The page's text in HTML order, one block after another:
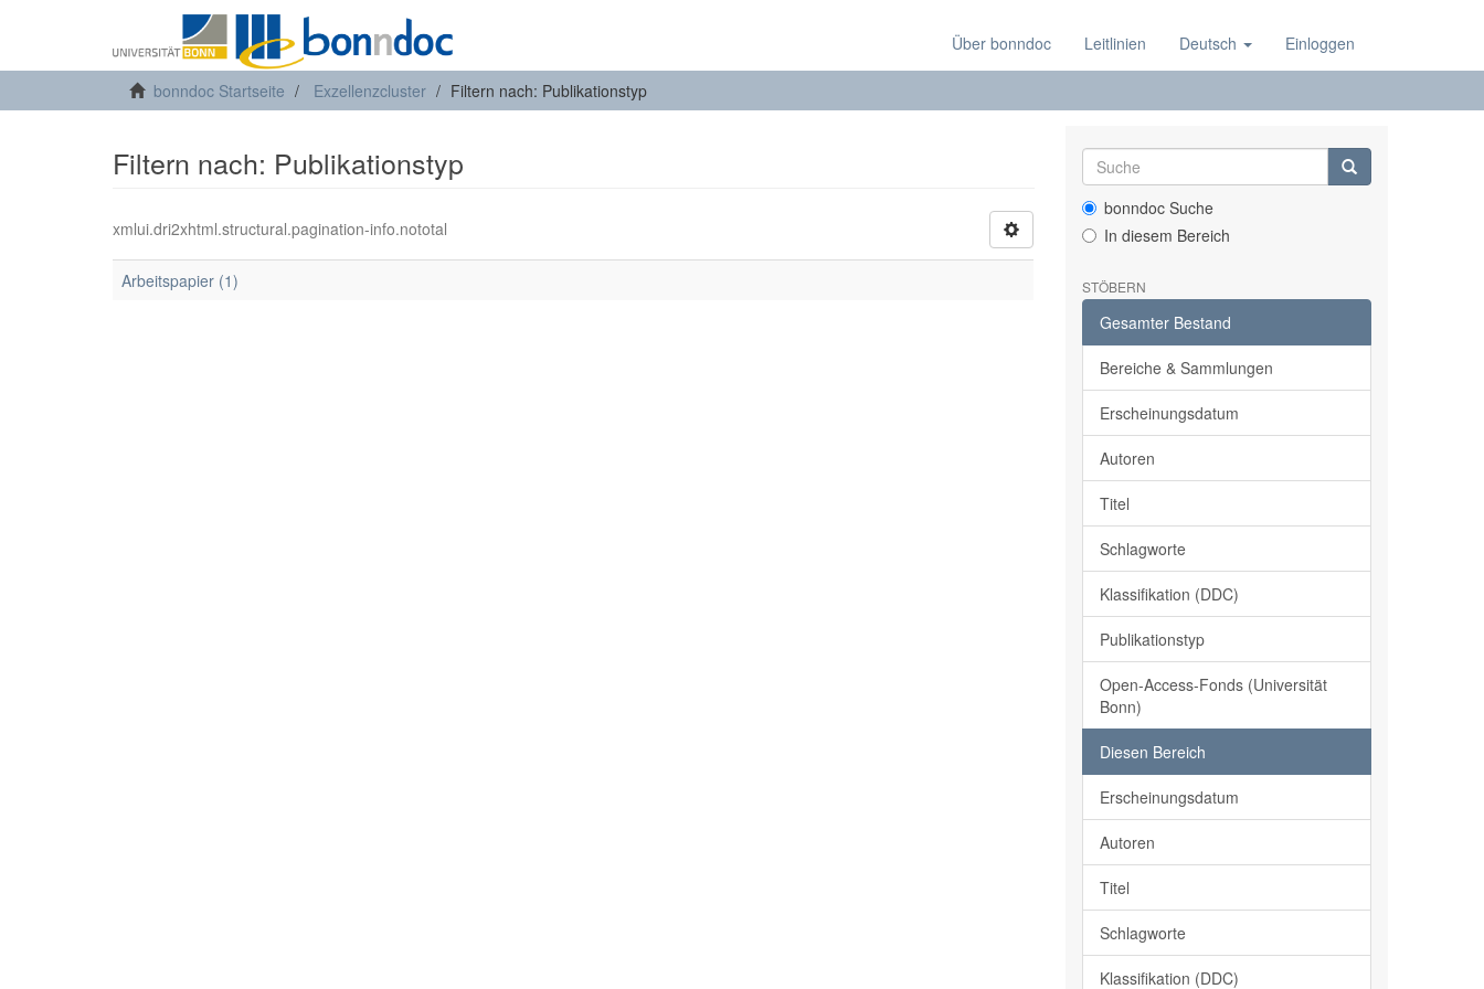
Über bonndoc Leitlinien Deutsch Einloggen
bonndoc Startseite Exzellenzcluster Filtern nach: Publikationstyp
Filtern nach: Publikationstyp
xmlui.dri2xhtml.structural.pagination-info.nototal
Arbeitspapier (1)
bonndoc Suche
In diesem Bereich
STÖBERN
Gesamter Bestand
Bereiche & Sammlungen
Erscheinungsdatum
Autoren
Titel
Schlagworte
Klassifikation (DDC)
Publikationstyp
Open-Access-Fonds (Universität
Bonn)
Diesen Bereich
Erscheinungsdatum
Autoren
Titel
Schlagworte
Klassifikation (DDC)